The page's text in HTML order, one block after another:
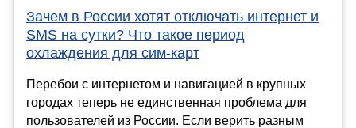
Зачем в России хотят отключать интернет и
SMS на сутки? Что такое период
охлаждения для сим-карт
Перебои с интернетом и навигацией в крупных
городах теперь не единственная проблема для
пользователей из России. Если верить разным